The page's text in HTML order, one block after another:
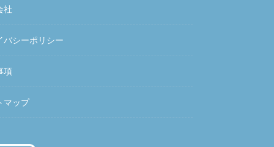
社
バシーポリシー
項
マップ